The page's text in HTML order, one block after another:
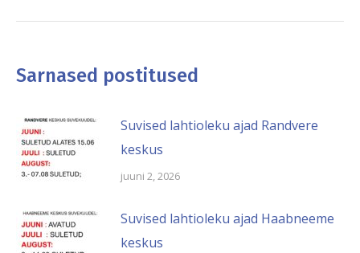
Sarnased postitused
Suvised lahtioleku ajad Randvere
keskus
juuni 2, 2026
Suvised lahtioleku ajad Haabneeme
keskus